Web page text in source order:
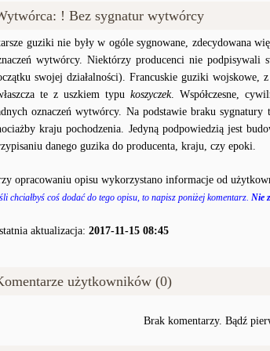
! Bez sygnatur wytwórcy
guziki nie były w ogóle sygnowane, zdecydowana
wytwórcy. Niektórzy producenci nie
swojej działalności). Francuskie guziki wojskowe,
te z uszkiem typu koszyczek. Współczesne,
oznaczeń wytwórcy. Na podstawie braku
kraju pochodzenia. Jedyną podpowiedzią jest
danego guzika do producenta, kraju, czy epoki.
opracowaniu opisu wykorzystano informacje od
chciałbyś coś dodać do tego opisu, to napisz poniżej komentarz. Nie
aktualizacja: 2017-11-15 08:45
użytkowników (0)
Brak komentarzy. Bądź